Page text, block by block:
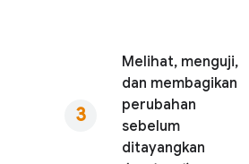
Melihat, menguji,
dan membagikan
perubahan
sebelum
ditayangkan